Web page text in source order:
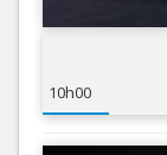
10h00